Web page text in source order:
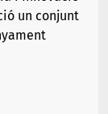
un conjunt